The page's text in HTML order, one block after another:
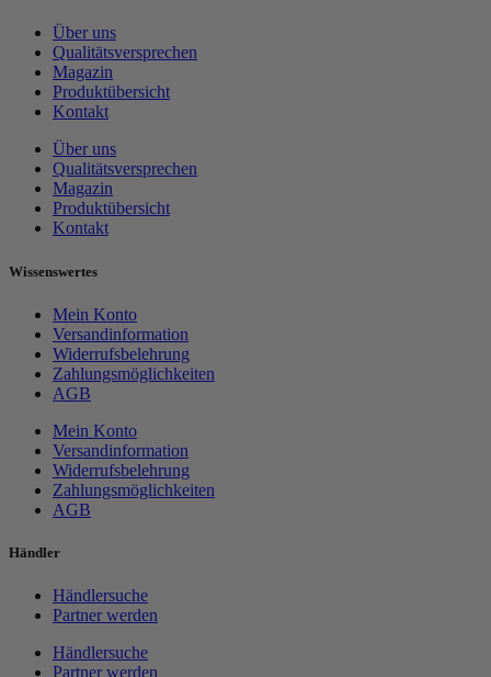
Über uns
Qualitätsversprechen
Magazin
Produktübersicht
Kontakt
Über uns
Qualitätsversprechen
Magazin
Produktübersicht
Kontakt
Wissenswertes
Mein Konto
Versandinformation
Widerrufsbelehrung
Zahlungsmöglichkeiten
AGB
Mein Konto
Versandinformation
Widerrufsbelehrung
Zahlungsmöglichkeiten
AGB
Händler
Händlersuche
Partner werden
Händlersuche
Partner werden